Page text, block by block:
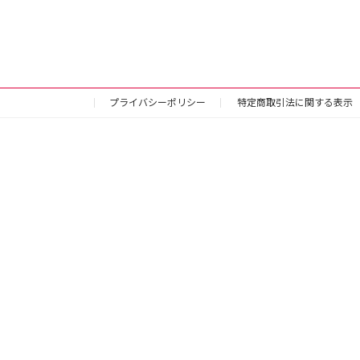
プライバシーポリシー 特定商取引法に関する表示